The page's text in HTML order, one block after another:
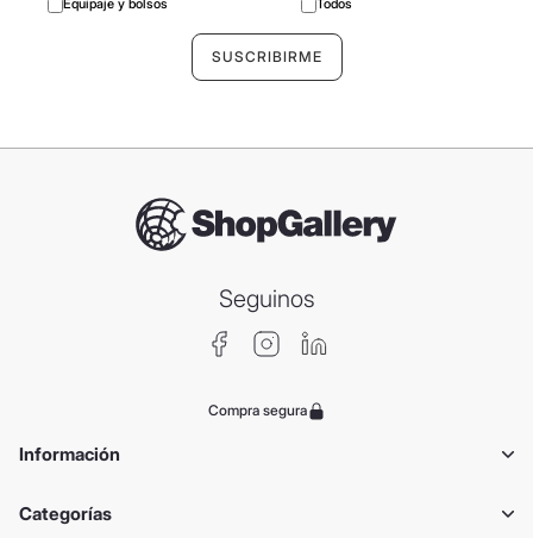
Equipaje y bolsos Todos
Seguinos
Compra segura
Información
Categorías